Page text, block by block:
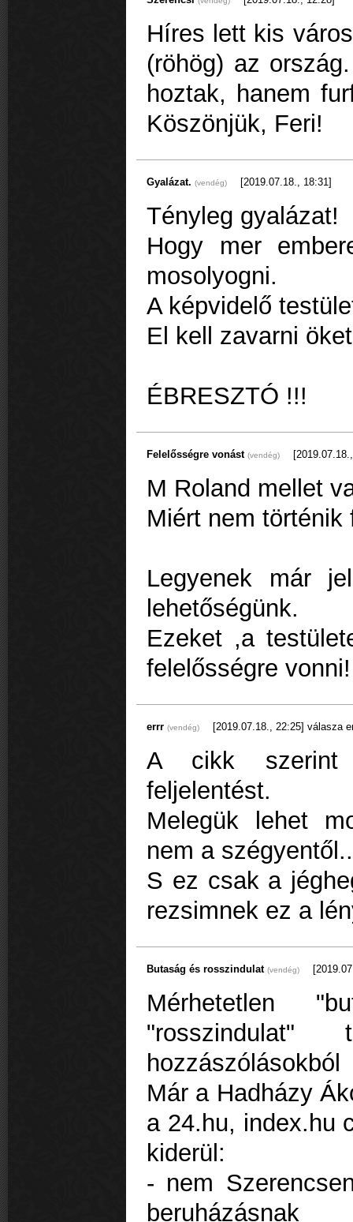
Híres lett kis
(röhög) az
hoztak, hanem
Köszönjük, Feri!
Gyalázat. (vendég) [2019.07.18., 18:31]
Tényleg gyalázat!
Hogy mer
mosolyogni.
A képvidelő
El kell zavarni
ÉBRESZTÓ !!!
Felelősségre vonást (vendég)
M Roland mellet
Miért nem történik
Legyenek már
lehetőségünk.
Ezeket ,a
felelősségre vonni!
errr (vendég) [2019.07.18., 22:25] válasza
A cikk szerint
feljelentést.
Melegük lehet
nem a
S ez csak a
rezsimnek ez a
Butaság és rosszindulat (vendég)
Mérhetetlen
Már a Hadházy
a 24.hu, index.hu
kiderül:
- nem
beruházásnak